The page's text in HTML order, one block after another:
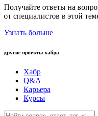
Получайте ответы на
от специалистов в этой
Узнать больше
другие проекты хабра
Хабр
Q&A
Карьера
Курсы